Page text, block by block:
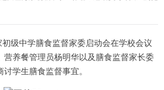
级中学膳食监督家委启动会在学校会议
营养餐管理员杨明华以及膳食监督家长委
学生膳食监督事宜。